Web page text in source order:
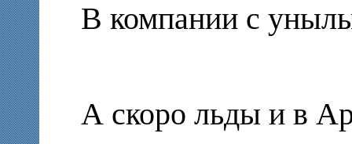
В компании с
А скоро льды и в